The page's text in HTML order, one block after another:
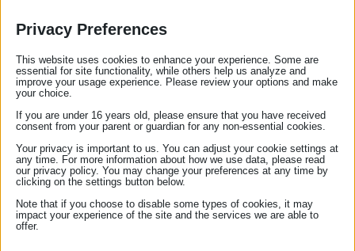
Συμβολή στην πρόληψη νομικών διαφορών μέσω
Παροχή ανεξάρτητης και αντικειμενικής συμβουλής
στους πελάτες.
Τήρηση απορρήτου και εχεμύθειας.
Αμεροληψία και ευθυκρισία στη διεκπεραίωση των
καθηκόντων.
Αριθμός Μητρώου: 317
email:mariandrian79@gmail.com
τηλέφωνο:
Privacy Preferences
This website uses cookies to enhance your experience. Some are
essential for site functionality, while others help us analyze and
improve your usage experience. Please review your options and make
your choice.
If you are under 16 years old, please ensure that you have received
consent from your parent or guardian for any non-essential cookies.
Your privacy is important to us. You can adjust your cookie settings at
any time. For more information about how we use data, please read
our privacy policy. You may change your preferences at any time by
clicking on the settings button below.
Note that if you choose to disable some types of cookies, it may
impact your experience of the site and the services we are able to
offer.